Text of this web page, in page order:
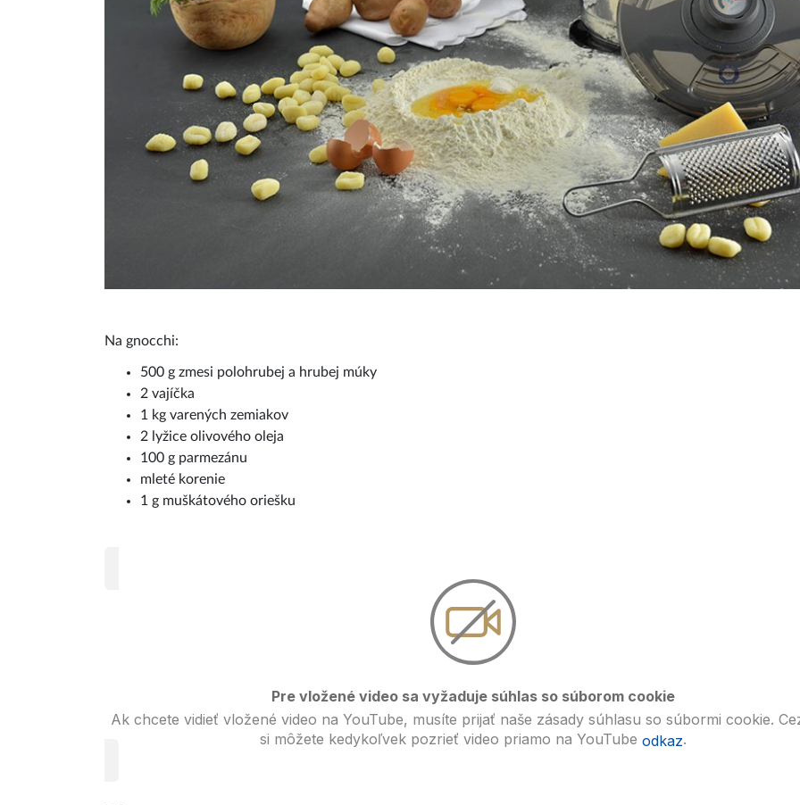
Na gnocchi:
500 g zmesi polohrubej a hrubej múky
2 vajíčka
1 kg varených zemiakov
2 lyžice olivového oleja
100 g parmezánu
mleté korenie
1 g muškátového oriešku
Pre vložené video sa vyžaduje súhlas so súborom cookie
Ak chcete vidieť vložené video na YouTube, musíte prijať naše zásady súhlasu so súbormi cookie.
si môžete kedykoľvek pozrieť video priamo na YouTube odkaz.